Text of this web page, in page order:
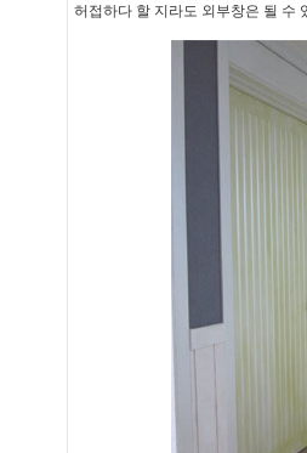
허접하다 할 지라도 외부창은 될 수